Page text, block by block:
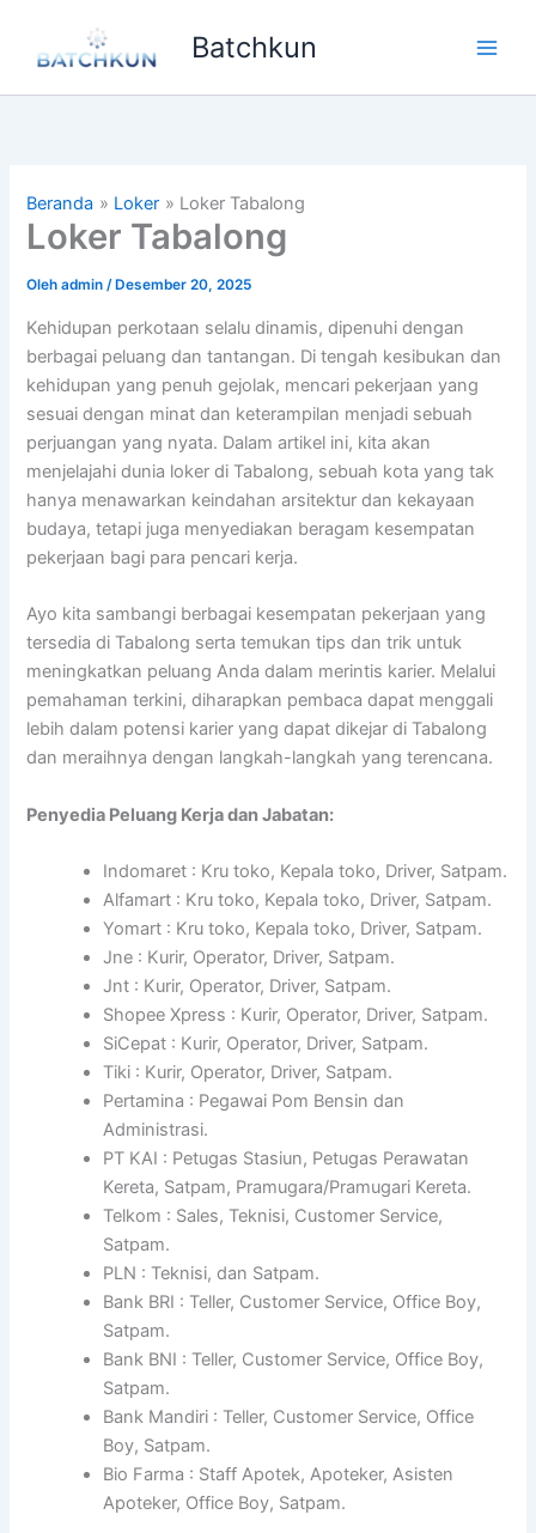
konten
Batchkun
Beranda Loker Loker Tabalong
Loker Tabalong
Olehadmin/ Desember 20, 2025
Kehidupan perkotaan selalu dinamis, dipenuhi dengan
berbagai peluang dan tantangan. Di tengah kesibukan dan
kehidupan yang penuh gejolak, mencari pekerjaan yang
sesuai dengan minat dan keterampilan menjadi sebuah
perjuangan yang nyata. Dalam artikel ini, kita akan
menjelajahi dunia loker di Tabalong, sebuah kota yang tak
hanya menawarkan keindahan arsitektur dan kekayaan
budaya, tetapi juga menyediakan beragam kesempatan
pekerjaan bagi para pencari kerja.
Ayo kita sambangi berbagai kesempatan pekerjaan yang
tersedia di Tabalong serta temukan tips dan trik untuk
meningkatkan peluang Anda dalam merintis karier. Melalui
pemahaman terkini, diharapkan pembaca dapat menggali
lebih dalam potensi karier yang dapat dikejar di Tabalong
dan meraihnya dengan langkah-langkah yang terencana.
Penyedia Peluang Kerja dan Jabatan:
Indomaret : Kru toko, Kepala toko, Driver, Satpam.
Alfamart : Kru toko, Kepala toko, Driver, Satpam.
Yomart : Kru toko, Kepala toko, Driver, Satpam.
Jne : Kurir, Operator, Driver, Satpam.
Jnt : Kurir, Operator, Driver, Satpam.
Shopee Xpress : Kurir, Operator, Driver, Satpam.
SiCepat : Kurir, Operator, Driver, Satpam.
Tiki : Kurir, Operator, Driver, Satpam.
Pertamina : Pegawai Pom Bensin dan
Administrasi.
PT KAI : Petugas Stasiun, Petugas Perawatan
Kereta, Satpam, Pramugara/Pramugari Kereta.
Telkom : Sales, Teknisi, Customer Service,
Satpam.
PLN : Teknisi, dan Satpam.
Bank BRI : Teller, Customer Service, Office Boy,
Satpam.
Bank BNI : Teller, Customer Service, Office Boy,
Satpam.
Bank Mandiri : Teller, Customer Service, Office
Boy, Satpam.
Bio Farma : Staff Apotek, Apoteker, Asisten
Apoteker, Office Boy, Satpam.